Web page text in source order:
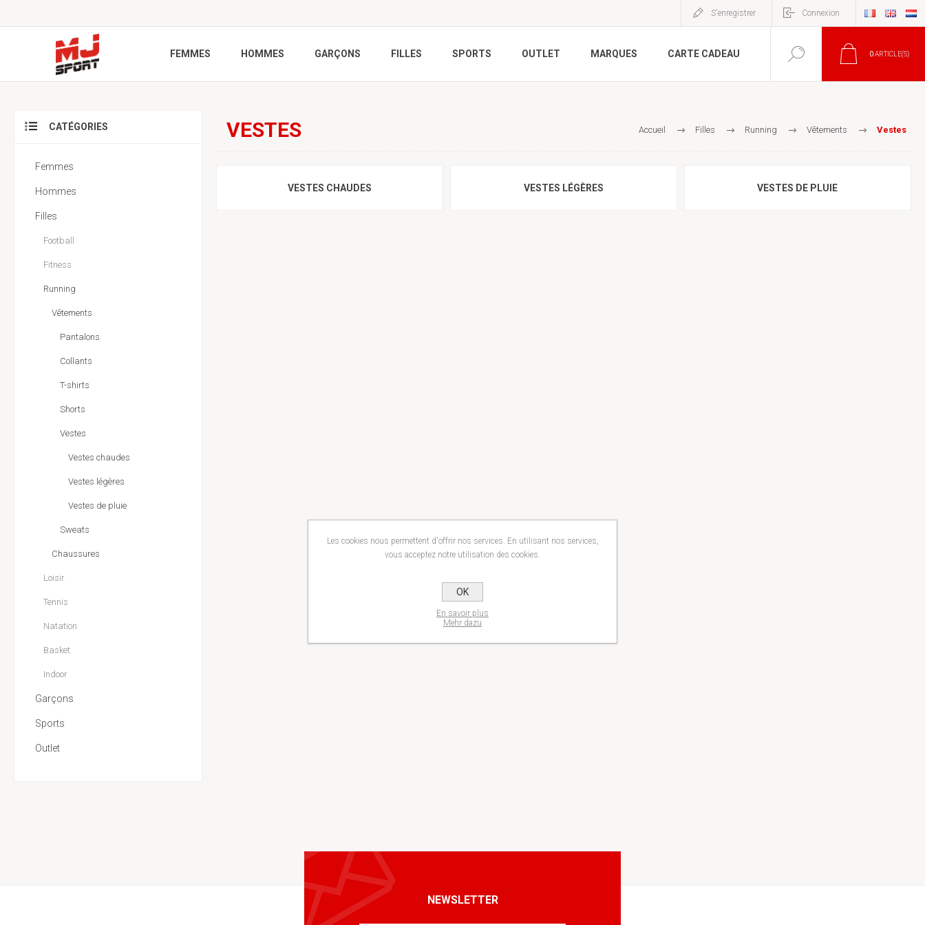
S'enregistrer Connexion
FEMMES HOMMES GARÇONS FILLES SPORTS OUTLET MARQUES CARTE CADEAU 0ARTICLE(S)
Accueil Filles Running Vêtements Vestes
VESTES
VESTES CHAUDES VESTES LÉGÈRES VESTES DE PLUIE
CATÉGORIES
Femmes
Hommes
Filles
Football
Fitness
Running
Vêtements
Pantalons
Collants
T-shirts
Shorts
Vestes
Vestes chaudes
Vestes légères
Vestes de pluie
Sweats
Chaussures
Loisir
Tennis
Natation
Basket
Indoor
Garçons
Sports
Outlet
NEWSLETTER
Les cookies nous permettent d'offrir nos services. En utilisant nos services,
vous acceptez notre utilisation des cookies.
OK
En savoir plus
Mehr dazu